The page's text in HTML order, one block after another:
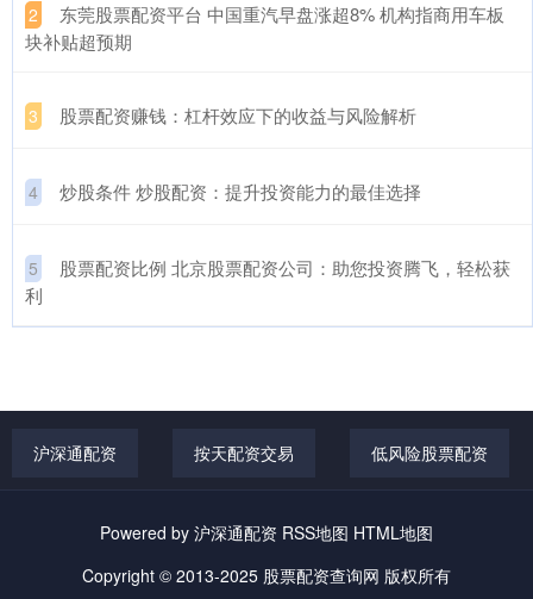
2
​东莞股票配资平台 中国重汽早盘涨超8% 机构指商用车板
块补贴超预期
3 ​股票配资赚钱：杠杆效应下的收益与风险解析
4 ​炒股条件 炒股配资：提升投资能力的最佳选择
5
​股票配资比例 北京股票配资公司：助您投资腾飞，轻松获
利
沪深通配资 按天配资交易 低风险股票配资
Powered by 沪深通配资 RSS地图 HTML地图
Copyright © 2013-2025 股票配资查询网 版权所有